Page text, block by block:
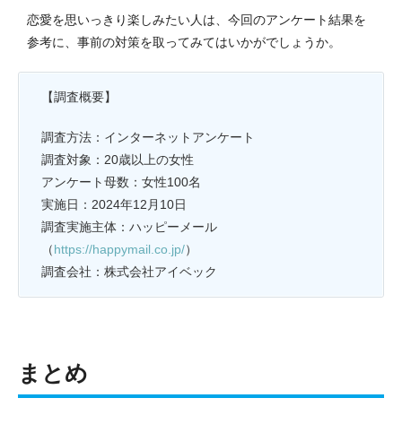
恋愛を思いっきり楽しみたい人は、今回のアンケート結果を
参考に、事前の対策を取ってみてはいかがでしょうか。
【調査概要】
調査方法：インターネットアンケート
調査対象：20歳以上の女性
アンケート母数：女性100名
実施日：2024年12月10日
調査実施主体：ハッピーメール
（https://happymail.co.jp/）
調査会社：株式会社アイベック
まとめ